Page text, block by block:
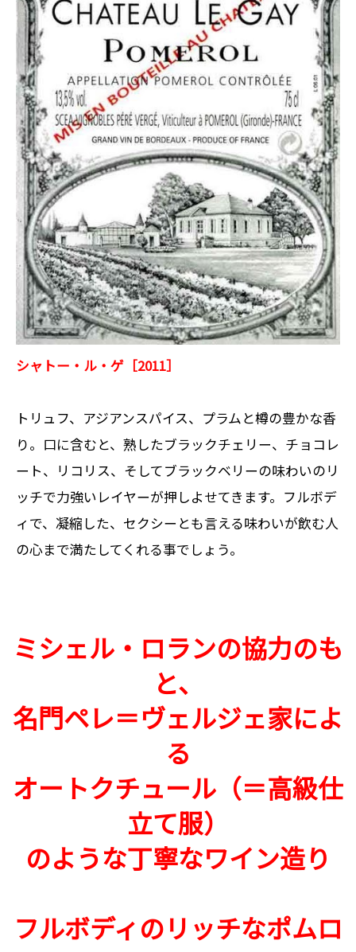
シャトー・ル・ゲ［2011］
トリュフ、アジアンスパイス、プラムと樽の豊かな香
り。口に含むと、熟したブラックチェリー、チョコレ
ート、リコリス、そしてブラックベリーの味わいのリ
ッチで力強いレイヤーが押しよせてきます。フルボデ
ィで、凝縮した、セクシーとも言える味わいが飲む人
の心まで満たしてくれる事でしょう。
ミシェル・ロランの協力のも
と、
名門ペレ＝ヴェルジェ家によ
る
オートクチュール（＝高級仕
立て服）
のような丁寧なワイン造り
フルボディのリッチなポムロ